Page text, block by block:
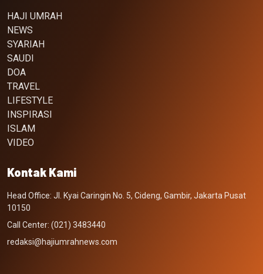
HAJI UMRAH
NEWS
SYARIAH
SAUDI
DOA
TRAVEL
LIFESTYLE
INSPIRASI
ISLAM
VIDEO
Kontak Kami
Head Office: Jl. Kyai Caringin No. 5, Cideng, Gambir, Jakarta Pusat
10150
Call Center: (021) 3483440
redaksi@hajiumrahnews.com